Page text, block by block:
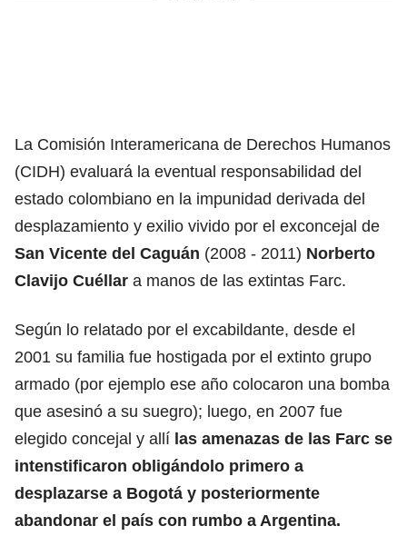
La Comisión Interamericana de Derechos Humanos
(CIDH) evaluará la eventual responsabilidad del
estado colombiano en la impunidad derivada del
desplazamiento y exilio vivido por el exconcejal de
San Vicente del Caguán (2008 - 2011) Norberto
Clavijo Cuéllar a manos de las extintas Farc.
Según lo relatado por el excabildante, desde el
2001 su familia fue hostigada por el extinto grupo
armado (por ejemplo ese año colocaron una bomba
que asesinó a su suegro); luego, en 2007 fue
elegido concejal y allí las amenazas de las Farc se
intenstificaron obligándolo primero a
desplazarse a Bogotá y posteriormente
abandonar el país con rumbo a Argentina.